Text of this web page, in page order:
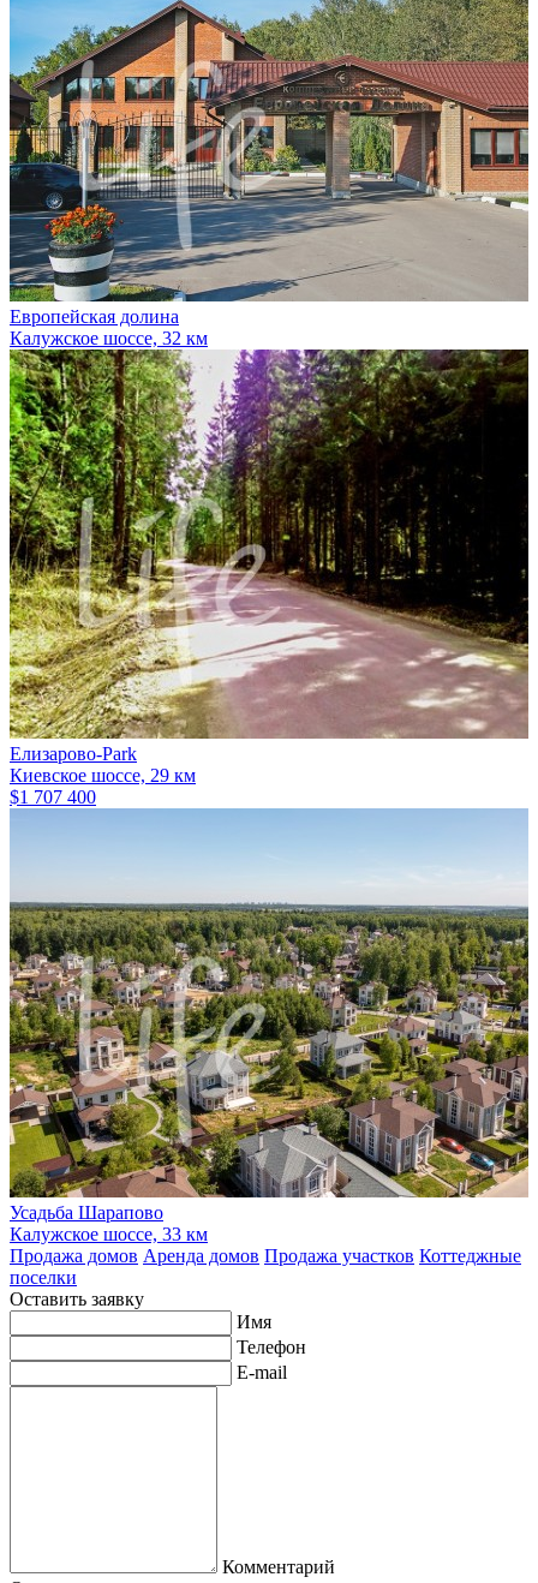
Европейская долина
Калужское шоссе, 32 км
Елизарово-Park
Киевское шоссе, 29 км
$1 707 400
Усадьба Шарапово
Калужское шоссе, 33 км
Продажа домов Аренда домов Продажа участков Коттеджные
поселки
Оставить заявку
Имя
Телефон
E-mail
Комментарий